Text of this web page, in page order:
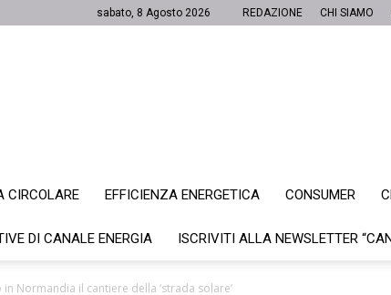
sabato, 8 Agosto 2026 REDAZIONE CHI SIAMO
CIRCOLARE EFFICIENZA ENERGETICA CONSUMER
DI CANALE ENERGIA ISCRIVITI ALLA NEWSLETTER
in Normandia il cantiere della ‘strada solare’